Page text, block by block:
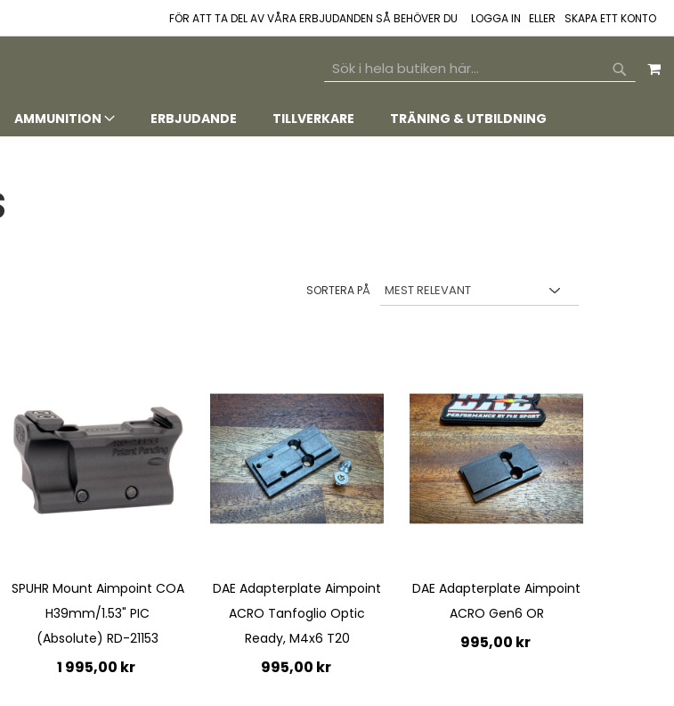
FÖR ATT TA DEL AV VÅRA ERBJUDANDEN SÅ BEHÖVER DU LOGGA IN SKAPA ETT KONTO
SEARCH
AMMUNITION ERBJUDANDE TILLVERKARE TRÄNING & UTBILDNING
SORTERA PÅ
SPUHR Mount Aimpoint COA
H39mm/1.53" PIC
(Absolute) RD-21153
1 995,00 kr
DAE Adapterplate Aimpoint
ACRO Tanfoglio Optic
Ready, M4x6 T20
995,00 kr
DAE Adapterplate Aimpoint
ACRO Gen6 OR
995,00 kr